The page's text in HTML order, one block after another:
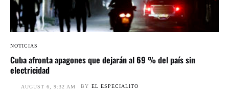
NOTICIAS
Cuba afronta apagones que dejarán al 69 % del país sin
electricidad
AUGUST 6, 9:32 AM BY EL ESPECIALITO